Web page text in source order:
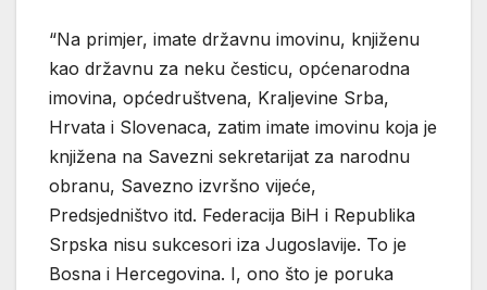
“Na primjer, imate državnu imovinu, knjiženu
kao državnu za neku česticu, općenarodna
imovina, općedruštvena, Kraljevine Srba,
Hrvata i Slovenaca, zatim imate imovinu koja je
knjižena na Savezni sekretarijat za narodnu
obranu, Savezno izvršno vijeće,
Predsjedništvo itd. Federacija BiH i Republika
Srpska nisu sukcesori iza Jugoslavije. To je
Bosna i Hercegovina. I, ono što je poruka